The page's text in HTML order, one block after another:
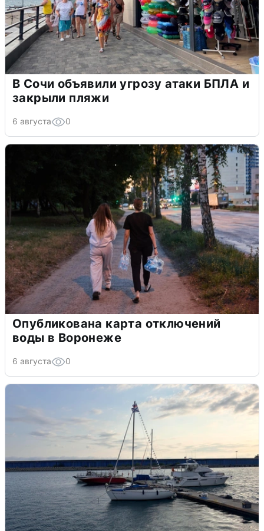
В Сочи объявили угрозу атаки БПЛА и
закрыли пляжи
6 августа 0
Опубликована карта отключений
воды в Воронеже
6 августа 0